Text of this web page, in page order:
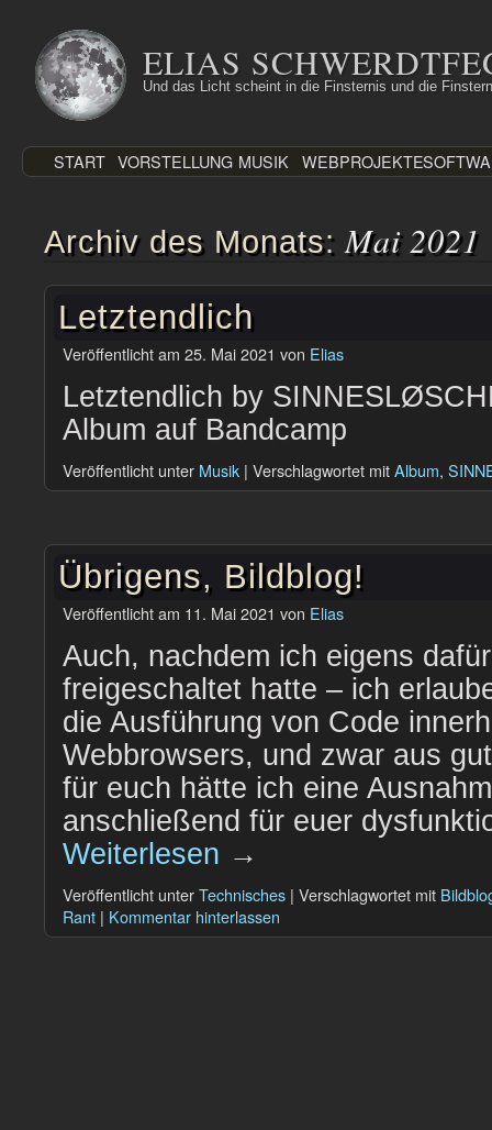
Inhalt
springen
ELIAS
Und das Licht scheint in die Finsternis und die
START VORSTELLUNG MUSIK WEBPROJEKTE
Archiv des Monats: Mai 2021
Letztendlich
Veröffentlicht am 25. Mai 2021 von Elias
Letztendlich by
Album auf Bandcamp
Veröffentlicht unter Musik | Verschlagwortet mitAlbum,
Übrigens, Bildblog!
Veröffentlicht am 11. Mai 2021 von Elias
Auch, nachdem ich eigens
freigeschaltet hatte – ich
die Ausführung von Code
Webbrowsers, und zwar aus
für euch hätte ich eine
anschließend für euer
Weiterlesen →
Veröffentlicht unterTechnisches | Verschlagwortet mit
Rant | Kommentar hinterlassen